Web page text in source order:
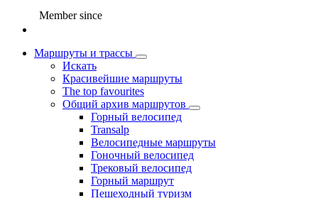
Member since
Маршруты и трассы
Искать
Красивейшие маршруты
The top favourites
Общий архив маршрутов
Горный велосипед
Transalp
Велосипедные маршруты
Гоночный велосипед
Трековый велосипед
Горный маршрут
Пешеходный туризм